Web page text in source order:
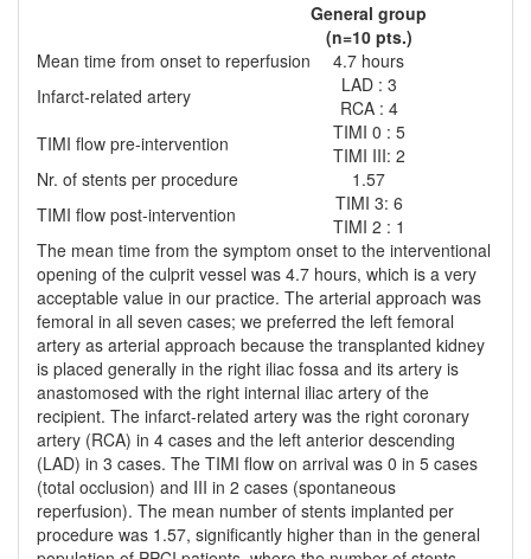
General group
(n=10 pts.)
Mean time from onset to reperfusion
4.7 hours
Infarct-related artery
LAD : 3
RCA : 4
TIMI flow pre-intervention
TIMI 0 : 5
TIMI III: 2
Nr. of stents per procedure
1.57
TIMI flow post-intervention
TIMI 3: 6
TIMI 2 : 1
The mean time from the symptom onset to the interventional
opening of the culprit vessel was 4.7 hours, which is a very
acceptable value in our practice. The arterial approach was
femoral in all seven cases; we preferred the left femoral
artery as arterial approach because the transplanted kidney
is placed generally in the right iliac fossa and its artery is
anastomosed with the right internal iliac artery of the
recipient. The infarct-related artery was the right coronary
artery (RCA) in 4 cases and the left anterior descending
(LAD) in 3 cases. The TIMI flow on arrival was 0 in 5 cases
(total occlusion) and III in 2 cases (spontaneous
reperfusion). The mean number of stents implanted per
procedure was 1.57, significantly higher than in the general